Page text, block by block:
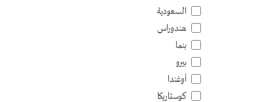
السعودية
هندوراس
بنما
بيرو
أوغندا
كوستاريكا